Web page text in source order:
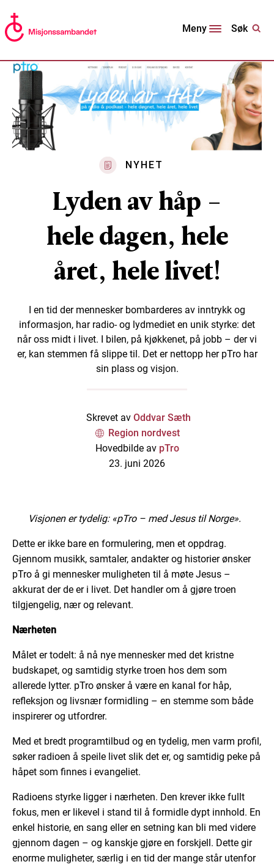
Meny Søk
NYHET
Lyden av håp –
hele dagen, hele
året, hele livet!
I en tid der mennesker bombarderes av inntrykk og
informasjon, har radio- og lydmediet en unik styrke: det
når oss midt i livet. I bilen, på kjøkkenet, på jobb – der vi
er, kan stemmen få slippe til. Det er nettopp her pTro har
sin plass og visjon.
Skrevet av Oddvar Sæth
Region nordvest
Hovedbilde av pTro
23. juni 2026
Visjonen er tydelig: «pTro– med Jesus til Norge».
Dette er ikke bare en formulering, men et oppdrag.
Gjennom musikk, samtaler, andakter og historier ønsker
pTro å gi mennesker muligheten til å møte Jesus –
akkurat der de er i livet. Det handler om å gjøre troen
tilgjengelig, nær og relevant.
Nærheten
Målet er todelt: å nå nye mennesker med det kristne
budskapet, og samtidig styrke troen hos dem som
allerede lytter. pTro ønsker å være en kanal for håp,
refleksjon og livsnær formidling – en stemme som både
inspirerer og utfordrer.
Med et bredt programtilbud og en tydelig, men varm profil,
søker radioen å speile livet slik det er, og samtidig peke på
håpet som finnes i evangeliet.
Radioens styrke ligger i nærheten. Den krever ikke fullt
fokus, men er likevel i stand til å formidle dypt innhold. En
enkel historie, en sang eller en setning kan bli med videre
gjennom dagen – og kanskje gjøre en forskjell. Dette gir
enorme muligheter, særlig i en tid der mange står utenfor